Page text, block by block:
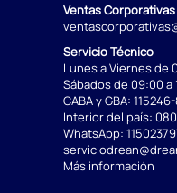
Ventas Corporativas
Servicio Técnico
Lunes a Viernes de
Sábados de 09:00 a
CABA y GBA:
Interior del país:
WhatsApp:
Más información